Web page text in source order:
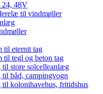
24, 48V
til vindmøller
til eternit tag
til tegl og beton tag
til store solcelleanlæg
til båd, campingvogn
til kolonihavehus, fritidshus